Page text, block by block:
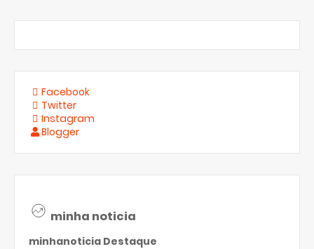
Facebook
Twitter
Instagram
Blogger
minha noticia
minhanoticia Destaque